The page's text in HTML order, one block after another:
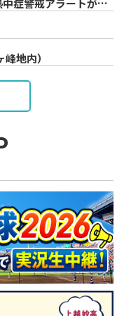
中症警戒アラートが発
地内）